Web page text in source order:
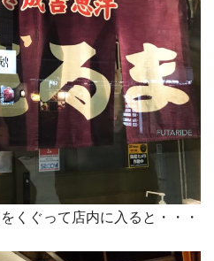
くぐって店内に入ると・・・